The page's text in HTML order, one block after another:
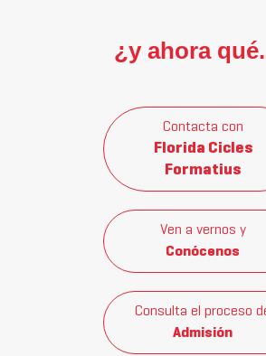
¿y ahora
Contacta con
Florida Cicles
Formatius
Ven a vernos y
Conócenos
Consulta el proceso
Admisión